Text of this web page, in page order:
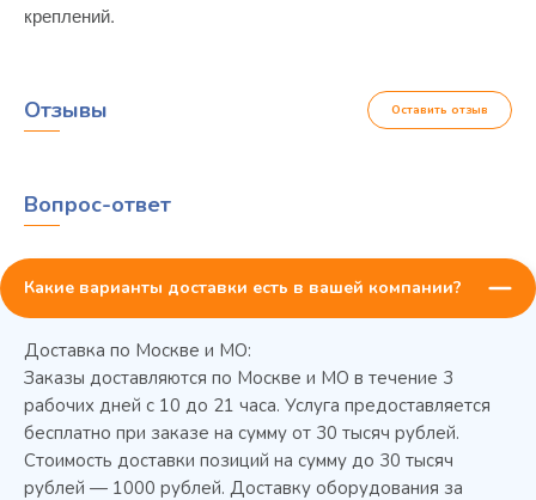
креплений.
Колода разрубочная КР-5/5
Отзывы Оставить отзыв
Вопрос-ответ
Какие варианты доставки есть в вашей компании?
Доставка по Москве и МО:
Заказы доставляются по Москве и МО в течение 3
рабочих дней с 10 до 21 часа. Услуга предоставляется
бесплатно при заказе на сумму от 30 тысяч рублей.
Стоимость доставки позиций на сумму до 30 тысяч
рублей — 1000 рублей. Доставку оборудования за